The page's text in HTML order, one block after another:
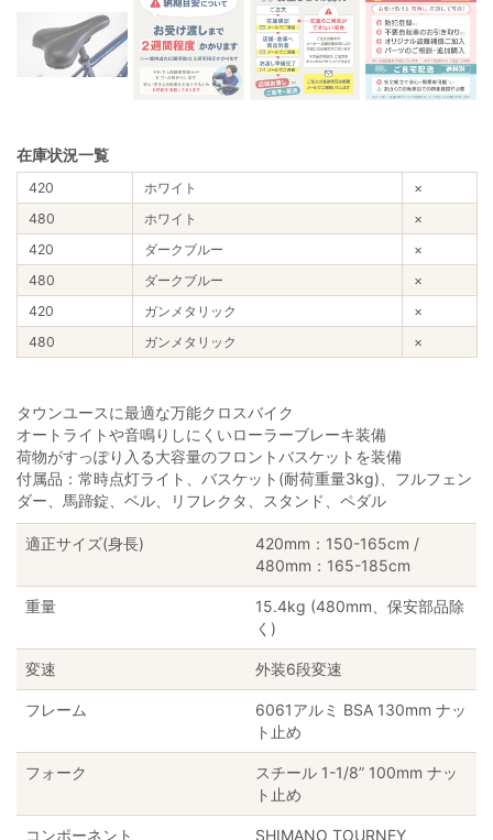
在庫状況一覧
420 ホワイト
×
480
ホワイト
×
420
ダークブルー
×
480
ダークブルー
×
420
ガンメタリック
×
480
ガンメタリック ×
タウンユースに最適な万能クロスバイク
オートライトや音鳴りしにくいローラーブレーキ装備
荷物がすっぽり入る大容量のフロントバスケットを装備
付属品：常時点灯ライト、バスケット(耐荷重量3kg)、フルフェン
ダー、馬蹄錠、ベル、リフレクタ、スタンド、ペダル
適正サイズ(身長)
420mm：150-165cm /
480mm：165-185cm
重量
15.4kg (480mm、保安部品除
く)
変速 外装6段変速
フレーム
6061アルミ BSA 130mm ナッ
ト止め
フォーク
スチール 1-1/8” 100mm ナッ
ト止め
コンポーネント SHIMANO TOURNEY